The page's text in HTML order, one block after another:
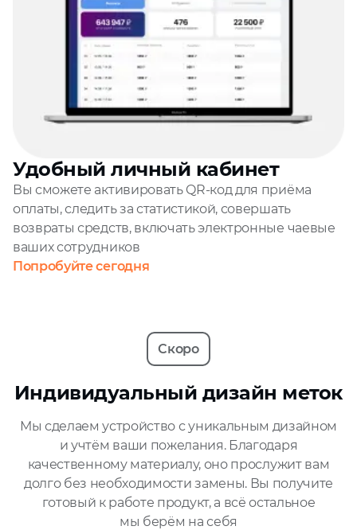
Удобный личный кабинет
Вы сможете активировать QR‑код для приёма
оплаты, следить за статистикой, совершать
возвраты средств, включать электронные чаевые
ваших сотрудников
Попробуйте сегодня
Скоро
Индивидуальный дизайн меток
Мы сделаем устройство с уникальным дизайном
и учтём ваши пожелания. Благодаря
качественному материалу, оно прослужит вам
долго без необходимости замены. Вы получите
готовый к работе продукт, а всё остальное
мы берём на себя